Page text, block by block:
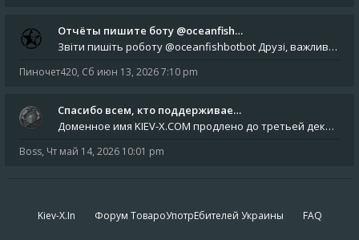
Отчёты пишите боту @oceanfish…
Звіти пишіть роботу @oceanfishbotbot Друзі, важливе повідомлення для учасників форума. Основне звернення опублікован
Пиночет420, Сб июн 13, 2026 7:10 pm
Спасибо всем, кто поддерживае…
Доменное имя KIEV-X.COM продлено до третьей декады августа 2027 года! Спасибо всем анонимным пользователям, которые по
Boss, Чт май 14, 2026 10:01 pm
Kiev-X.In Форум ТовароУпотрЕбителей Украины FAQ